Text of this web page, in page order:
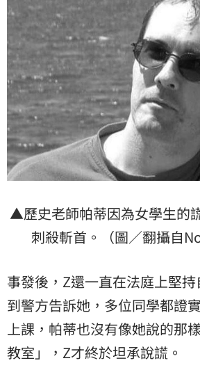
▲歷史老師帕蒂因為女學生的
刺殺斬首。（圖／翻攝自
事發後，Z還一直在法庭上堅
到警方告訴她，多位同學都證
上課，帕蒂也沒有像她說的那
教室」，Z才終於坦承說謊。